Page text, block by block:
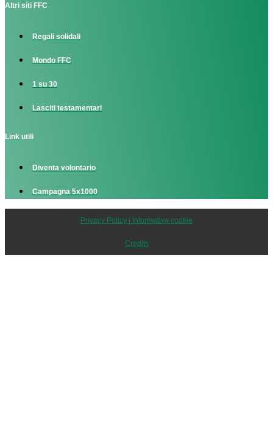
Altri siti FFC
Regali solidali
Mondo FFC
1 su 30
Lasciti testamentari
Link utili
Diventa volontario
Campagna 5x1000
Privacy Policy | Informativa cookie
Credits